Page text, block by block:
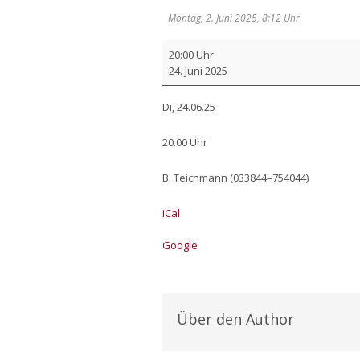
Montag, 2. Juni 2025, 8:12 Uhr
kreis
20:00 Uhr
24. Juni 2025
Di, 24.06.25
20.00 Uhr
B. Teich­mann (033844–754044)
iCal
Goog­le
Über den Author